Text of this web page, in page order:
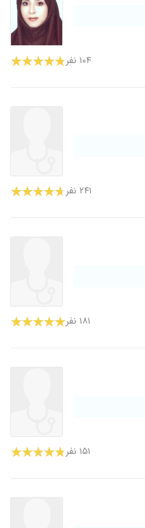
۱۰۴ نفر
۲۴۱ نفر
۱۸۱ نفر
۱۵۱ نفر